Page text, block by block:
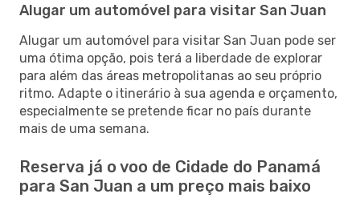
Alugar um automóvel para visitar San Juan
Alugar um automóvel para visitar San Juan pode ser
uma ótima opção, pois terá a liberdade de explorar
para além das áreas metropolitanas ao seu próprio
ritmo. Adapte o itinerário à sua agenda e orçamento,
especialmente se pretende ficar no país durante
mais de uma semana.
Reserva já o voo de Cidade do Panamá
para San Juan a um preço mais baixo